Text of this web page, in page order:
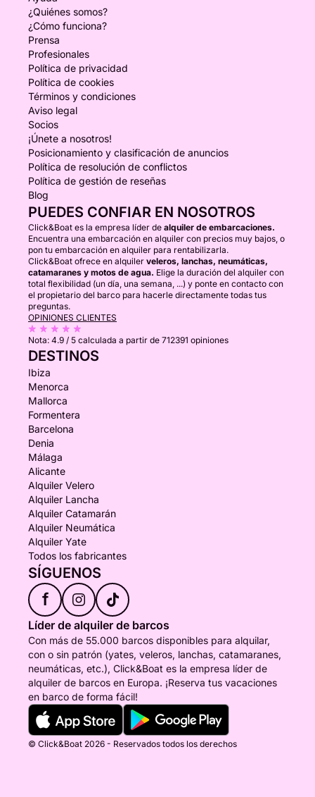
¿Quiénes somos?
¿Cómo funciona?
Prensa
Profesionales
Política de privacidad
Política de cookies
Términos y condiciones
Aviso legal
Socios
¡Únete a nosotros!
Posicionamiento y clasificación de anuncios
Política de resolución de conflictos
Política de gestión de reseñas
Blog
PUEDES CONFIAR EN NOSOTROS
Click&Boat es la empresa líder de alquiler de embarcaciones.
Encuentra una embarcación en alquiler con precios muy bajos, o
pon tu embarcación en alquiler para rentabilizarla.
Click&Boat ofrece en alquiler veleros, lanchas, neumáticas,
catamaranes y motos de agua. Elige la duración del alquiler con
total flexibilidad (un día, una semana, ...) y ponte en contacto con
el propietario del barco para hacerle directamente todas tus
preguntas.
OPINIONES CLIENTES
Nota: 4.9 / 5 calculada a partir de 712391 opiniones
DESTINOS
Ibiza
Menorca
Mallorca
Formentera
Barcelona
Denia
Málaga
Alicante
Alquiler Velero
Alquiler Lancha
Alquiler Catamarán
Alquiler Neumática
Alquiler Yate
Todos los fabricantes
SÍGUENOS
f
Líder de alquiler de barcos
Con más de 55.000 barcos disponibles para alquilar,
con o sin patrón (yates, veleros, lanchas, catamaranes,
neumáticas, etc.), Click&Boat es la empresa líder de
alquiler de barcos en Europa. ¡Reserva tus vacaciones
en barco de forma fácil!
© Click&Boat 2026 - Reservados todos los derechos